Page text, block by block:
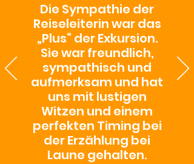
Die Sympathie der
Reiseleiterin war das
„Plus“ der Exkursion.
Sie war freundlich,
sympathisch und
aufmerksam und hat
uns mit lustigen
Witzen und einem
perfekten Timing bei
der Erzählung bei
Laune gehalten.